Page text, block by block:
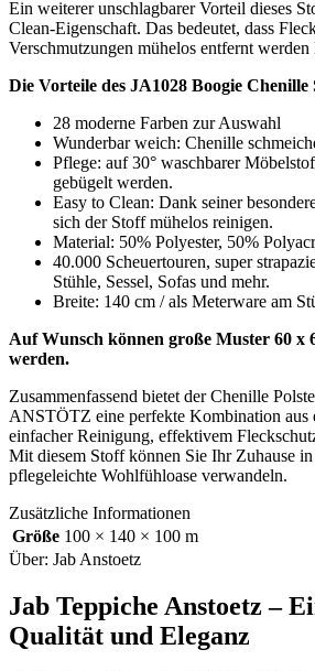
Ein weiterer unschlagbarer Vorteil dieses
Clean-Eigenschaft. Das bedeutet, dass
Verschmutzungen mühelos entfernt werden
Die Vorteile des JA1028 Boogie
28 moderne Farben zur Auswahl
Wunderbar weich: Chenille
Pflege: auf 30° waschbarer
gebügelt werden.
Easy to Clean: Dank seiner
sich der Stoff mühelos reinigen.
Material: 50% Polyester, 50%
40.000 Scheuertouren, super
Stühle, Sessel, Sofas und mehr.
Breite: 140 cm / als Meterware am
Auf Wunsch können große Muster 60 x
werden.
Zusammenfassend bietet der Chenille
ANSTÖTZ eine perfekte Kombination aus
einfacher Reinigung, effektivem
Mit diesem Stoff können Sie Ihr Zuhause
pflegeleichte Wohlfühloase verwandeln.
Zusätzliche Informationen
Größe 100 × 140 × 100 m
Über: Jab Anstoetz
Jab Teppiche Anstoetz –
Qualität und Eleganz